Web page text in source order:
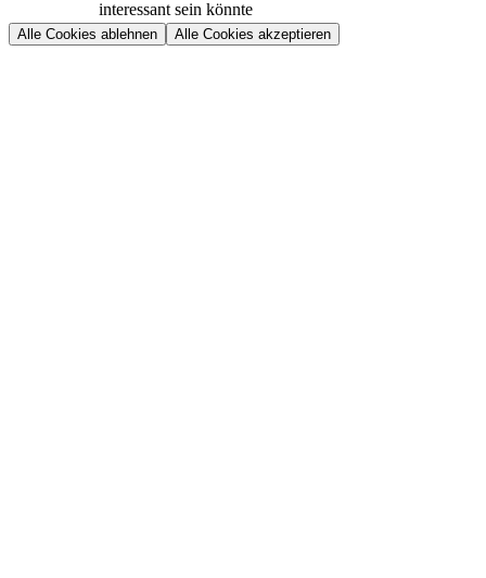
interessant sein könnte
Alle Cookies ablehnen Alle Cookies akzeptieren